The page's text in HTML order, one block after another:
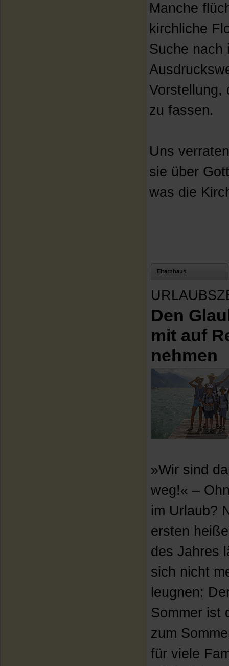
Manche
kirchliche
Suche nach
Vorstellung,
zu fassen.
Uns
sie über
was die
Elternhaus
Den
mit auf
nehmen
»Wir sind
weg!« –
im Urlaub?
ersten
des Jahres
sich nicht
leugnen:
Sommer ist
zum
für viele